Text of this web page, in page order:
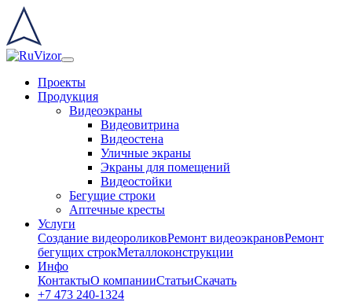
Проекты
Продукция
Видеоэкраны
Видеовитрина
Видеостена
Уличные экраны
Экраны для помещений
Видеостойки
Бегущие строки
Аптечные кресты
Услуги
Создание видеороликовРемонт видеоэкрановРемонт
бегущих строкМеталлоконструкции
Инфо
КонтактыО компанииСтатьиСкачать
+7 473 240-1324